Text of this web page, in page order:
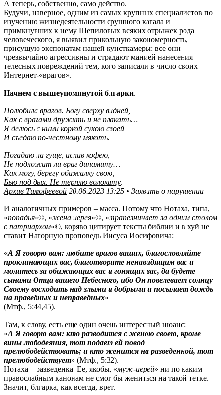
А теперь, собственно, само действо.
Будучи, наверное, одним из самых крупных специалистов по
изучению жизнедеятельности срушного кагала и
примкнувших к нему Шепиловых всяких отрыжек рода
человеческого, я выявил прикольную закономерность,
присущую экспонатам нашей кунсткамеры: все они
чрезвычайно агрессивны и страдают манией нанесения
телесных повреждений тем, кого записали в число своих
Интернет-«врагов».
Начнем с вышеупомянутой блгарки.
Полюбила врагов. Богу сверху видней,
Как с врагами дружить и не плакать…
Я делюсь с ними коркой сухою своей
И съедаю по-честному мякоть.
Погадаю на гуще, испив кофею,
Не подложит ли враг динамиту…
Как могу, берегу обижалку свою,
Бью под дых. Не терплю волокиту.
Архив Тимофеевой 20.06.2023 13:25 • Заявить о нарушении
И аналогичных примеров – масса. Потому что Нотаха, типа,
«попадья»©, «жена иерея»©, «трапезничает за одним столом
с патриархом»©, коряво цитирует тексты библии и в хуй не
ставит Нагорную проповедь Иисуса Иосифовича:
«А Я говорю вам: любите врагов ваших, благословляйте
проклинающих вас, благотворите ненавидящим вас и
молитесь за обижающих вас и гонящих вас, да будете
сынами Отца вашего Небесного, ибо Он повелевает солнцу
Своему восходить над злыми и добрыми и посылает дождь
на праведных и неправедных»
(Мтф., 5:44,45).
Там, к слову, есть еще один очень интересный нюанс:
«А Я говорю вам: кто разводится с женою своею, кроме
вины любодеяния, тот подает ей повод
прелюбодействовать; и кто женится на разведенной, тот
прелюбодействует» (Мтф., 5:32).
Нотаха – разведенка. Ее, якобы, «муж-иерей» ни по каким
правослабным канонам не смог бы жениться на такой тетке.
Значит, блгарка, как всегда, врет.